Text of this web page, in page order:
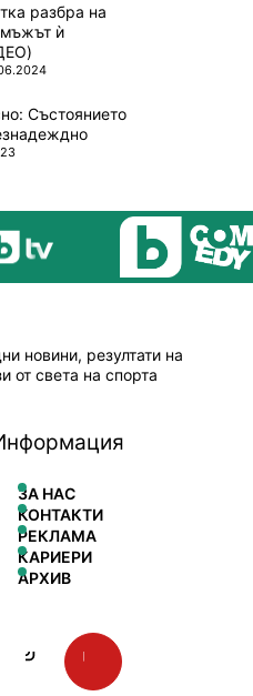
разбра на
ѝ
Състоянието
новини, резултати на
от света на спорта
ЗА НАС
КОНТАКТИ
РЕКЛАМА
КАРИЕРИ
АРХИВ